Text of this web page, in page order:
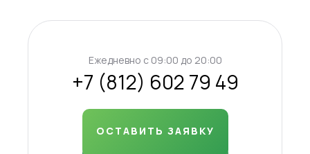
Ежедневно c 09:00 до 20:00
+7 (812) 602 79 49
ОСТАВИТЬ ЗАЯВКУ